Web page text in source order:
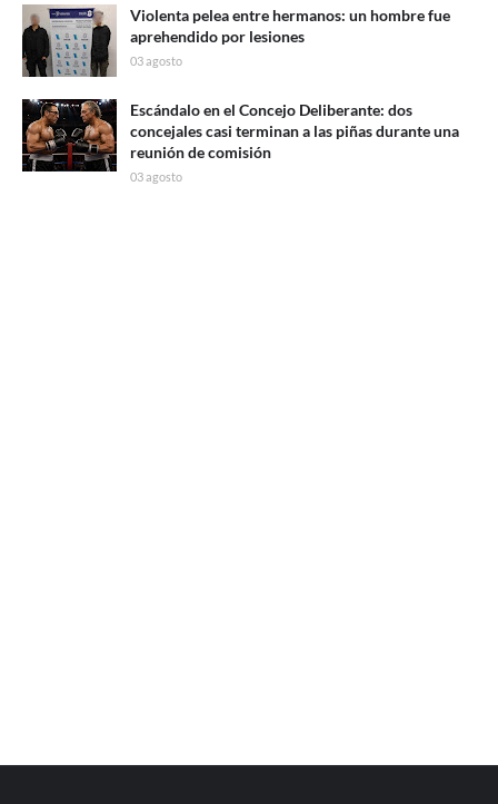
Violenta pelea entre hermanos: un hombre fue
aprehendido por lesiones
03 agosto
Escándalo en el Concejo Deliberante: dos
concejales casi terminan a las piñas durante una
reunión de comisión
03 agosto